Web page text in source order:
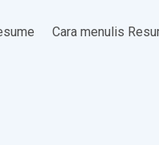
Cara menulis